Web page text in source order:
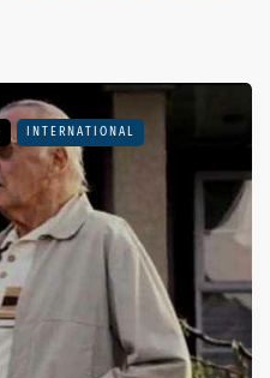
INTERNATIONAL